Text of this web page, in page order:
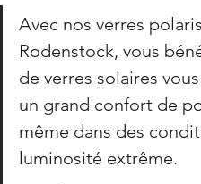
Avec nos verres
Rodenstock, vous
de verres solaires
un grand confort de
même dans des
luminosité extrême.